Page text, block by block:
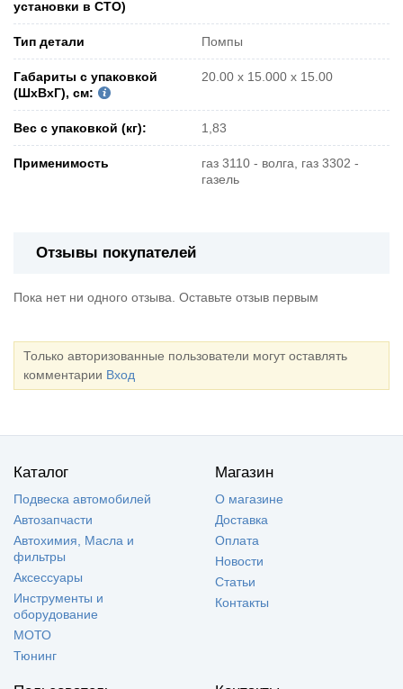
установки в СТО)
Тип детали Помпы
Габариты с упаковкой
(ШxВxГ), см:
20.00 x 15.000 x 15.00
Вес с упаковкой (кг): 1,83
Применимость
газ 3110 - волга, газ 3302 -
газель
Отзывы покупателей
Пока нет ни одного отзыва. Оставьте отзыв первым
Только авторизованные пользователи могут оставлять
комментарии Вход
Каталог
Подвеска автомобилей
Автозапчасти
Автохимия, Масла и
фильтры
Аксессуары
Инструменты и
оборудование
МОТО
Тюнинг
Магазин
О магазине
Доставка
Оплата
Новости
Статьи
Контакты